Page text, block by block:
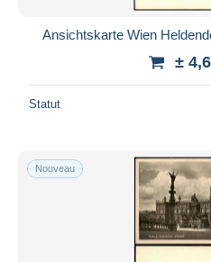
Ansichtskarte Wien
±
Statut
Nouveau